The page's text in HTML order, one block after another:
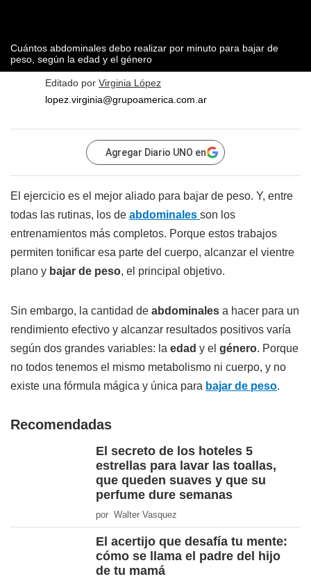
Cuántos abdominales debo realizar por minuto para bajar de
peso, según la edad y el género
Editado por Virginia López
lopez.virginia@grupoamerica.com.ar
Agregar Diario UNO en
El ejercicio es el mejor aliado para bajar de peso. Y, entre
todas las rutinas, los de abdominales son los
entrenamientos más completos. Porque estos trabajos
permiten tonificar esa parte del cuerpo, alcanzar el vientre
plano y bajar de peso, el principal objetivo.
Sin embargo, la cantidad de abdominales a hacer para un
rendimiento efectivo y alcanzar resultados positivos varía
según dos grandes variables: la edad y el género. Porque
no todos tenemos el mismo metabolismo ni cuerpo, y no
existe una fórmula mágica y única para bajar de peso.
Recomendadas
El secreto de los hoteles 5
estrellas para lavar las toallas,
que queden suaves y que su
perfume dure semanas
por Walter Vasquez
El acertijo que desafía tu mente:
cómo se llama el padre del hijo
de tu mamá